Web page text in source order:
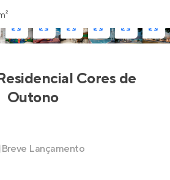
Cores de
Outono
Breve Lançamento